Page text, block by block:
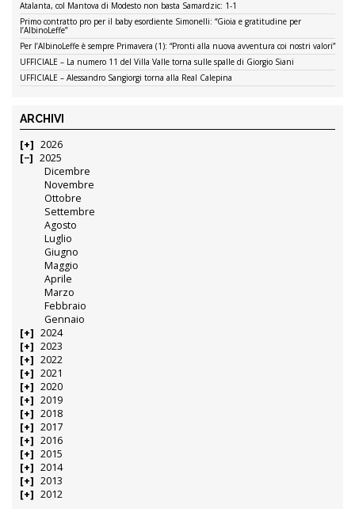
Atalanta, col Mantova di Modesto non basta Samardzic: 1-1
Primo contratto pro per il baby esordiente Simonelli: “Gioia e gratitudine per
l’AlbinoLeffe”
Per l’AlbinoLeffe è sempre Primavera (1): “Pronti alla nuova avventura coi nostri valori”
UFFICIALE – La numero 11 del Villa Valle torna sulle spalle di Giorgio Siani
UFFICIALE – Alessandro Sangiorgi torna alla Real Calepina
ARCHIVI
2026
2025
Dicembre
Novembre
Ottobre
Settembre
Agosto
Luglio
Giugno
Maggio
Aprile
Marzo
Febbraio
Gennaio
2024
2023
2022
2021
2020
2019
2018
2017
2016
2015
2014
2013
2012